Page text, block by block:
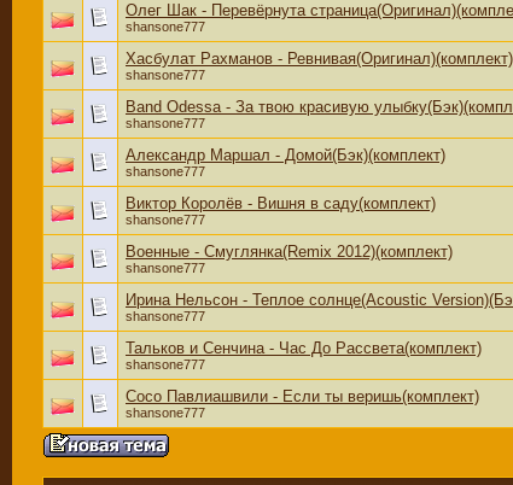
Олег Шак - Перевёрнута
shansone777
Хасбулат Рахманов - Ревнивая(Оригинал)(комплект)
shansone777
Band Odessa - За твою красивую
shansone777
Александр Маршал - Домой(Бэк)(комплект)
shansone777
Виктор Королёв - Вишня в саду(комплект)
shansone777
Военные - Смуглянка(Remix 2012)(комплект)
shansone777
Ирина Нельсон - Теплое солнце(Acoustic
shansone777
Тальков и Сенчина - Час До Рассвета(комплект)
shansone777
Сосо Павлиашвили - Если ты веришь(комплект)
shansone777